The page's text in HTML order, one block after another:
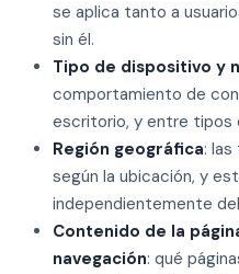
se aplica tanto a
sin él.
Tipo de dispositivo y
comportamiento de
escritorio, y entre tipos
Región geográfica:
según la ubicación, y
independientemente
Contenido de la
navegación: qué